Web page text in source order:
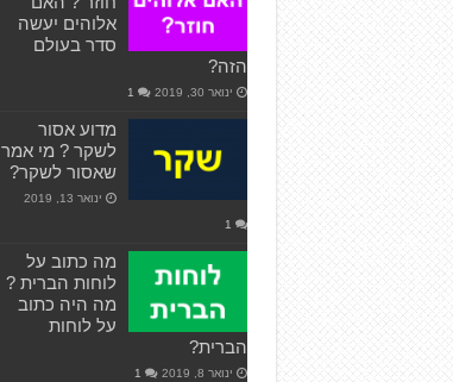
אלוהים יעשה
סדר בעולם
הזה?
ינואר 30, 2019 1
מדוע אסור
לשקר ? מי אמר
שאסור לשקר?
ינואר 13, 2019
1
מה כתוב על
לוחות הברית ?
מה היה כתוב
על לוחות
הברית?
ינואר 8, 2019 1